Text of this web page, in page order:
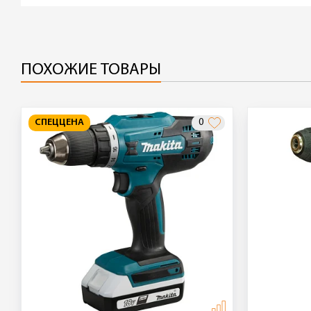
ПОХОЖИЕ ТОВАРЫ
СПЕЦЦЕНА 0